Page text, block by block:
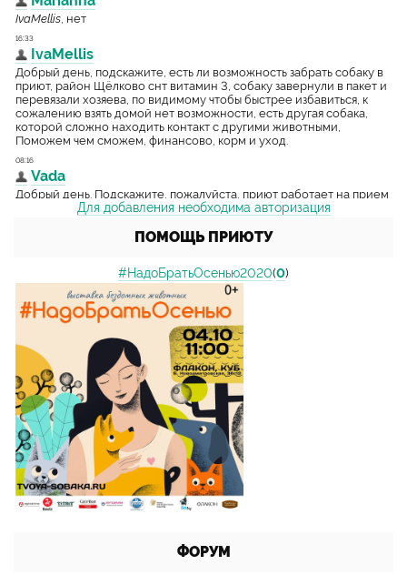
Для добавления необходима авторизация
ПОМОЩЬ ПРИЮТУ
#НадоБратьОсенью2020(0)
ФОРУМ